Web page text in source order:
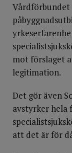
Vårdförbundet
mot förslaget
legitimation.
Det gör även
avstyrker hela
att det är för